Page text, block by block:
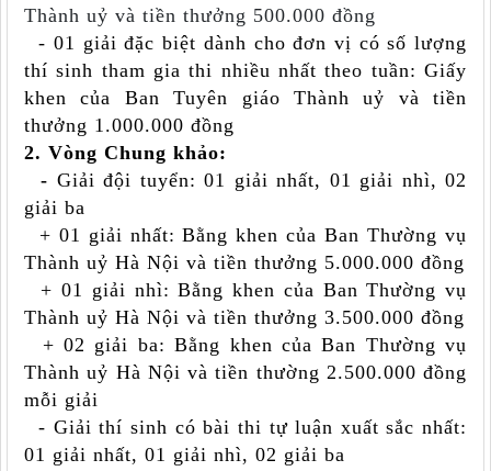
Thành uỷ và tiền thưởng 500.000 đồng
- 01 giảiđặc biệt dành chođơn vị có số lượng
thí sinh tham gia thi nhiều nhất theo tuần: Giấy
khen của Ban Tuyên giáo Thành uỷ và tiền
thưởng 1.000.000 đồng
2. Vòng Chung khảo:
- Giải đội tuyển: 01 giải nhất, 01 giải nhì, 02
giải ba
+ 01 giải nhất: Bằng khen của Ban Thường vụ
Thành uỷ Hà Nội và tiền thưởng 5.000.000 đồng
+ 01 giải nhì: Bằng khen của Ban Thường vụ
Thành uỷ Hà Nội và tiền thưởng 3.500.000 đồng
+ 02 giải ba: Bằng khen của Ban Thường vụ
Thành uỷ Hà Nội và tiền thường 2.500.000 đồng
mỗi giải
- Giải thí sinh có bài thi tự luận xuất sắc nhất:
01 giải nhất, 01 giải nhì, 02 giải ba